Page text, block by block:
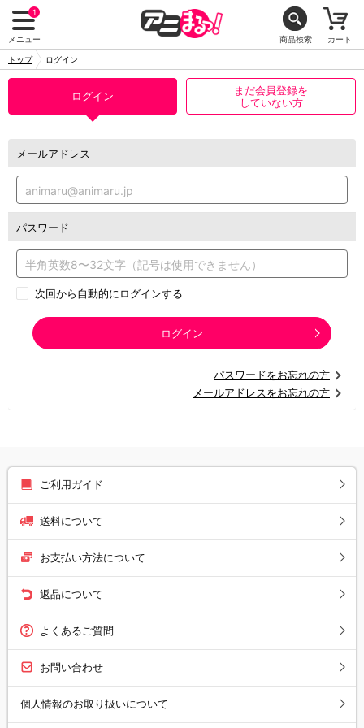
1
メニュー 商品検索 カート
トップ ログイン
ログイン
まだ会員登録を
していない方
メールアドレス
パスワード
次回から自動的にログインする
ログイン
パスワードをお忘れの方
メールアドレスをお忘れの方
ご利用ガイド
送料について
お支払い方法について
返品について
よくあるご質問
お問い合わせ
個人情報のお取り扱いについて